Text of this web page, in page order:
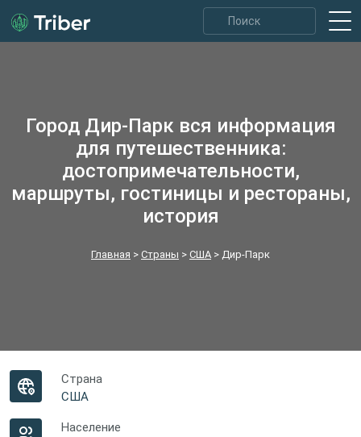
Город Дир‑Парк вся информация
для путешественника:
достопримечательности,
маршруты, гостиницы и рестораны,
история
Главная > Страны > США > Дир‑Парк
Страна
США
Население